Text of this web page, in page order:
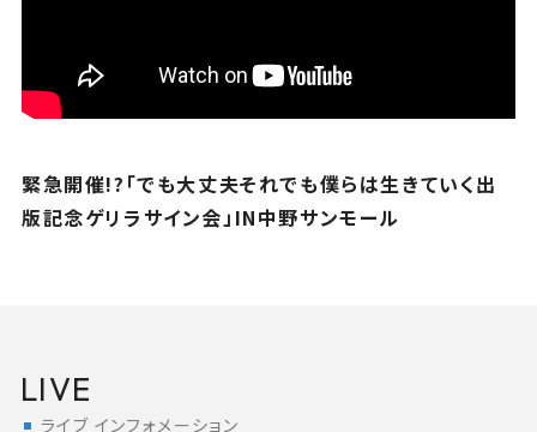
緊急開催!?「でも大丈夫それでも僕らは生きていく出
版記念ゲリラサイン会」IN中野サンモール
LIVE
ライブ インフォメーション